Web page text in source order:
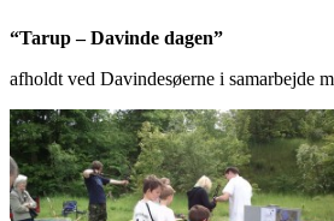
“Tarup – Davinde dagen”
afholdt ved Davindesøerne i samarbejde